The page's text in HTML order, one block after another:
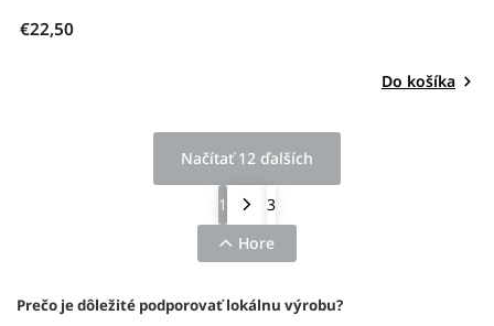
€22,50
Do košíka
Načítať 12 ďalších
1
3
Hore
Prečo je dôležité podporovať lokálnu výrobu?